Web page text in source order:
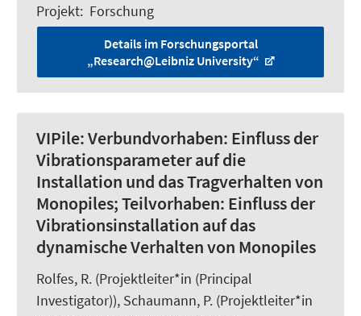
Projekt: Forschung
Details im Forschungsportal
„Research@Leibniz University“
VIPile:Verbundvorhaben: Einfluss der
Vibrationsparameter auf die
Installation und das Tragverhalten von
Monopiles; Teilvorhaben: Einfluss der
Vibrationsinstallation auf das
dynamische Verhalten von Monopiles
Rolfes, R. (Projektleiter*in (Principal
Investigator)), Schaumann, P. (Projektleiter*in